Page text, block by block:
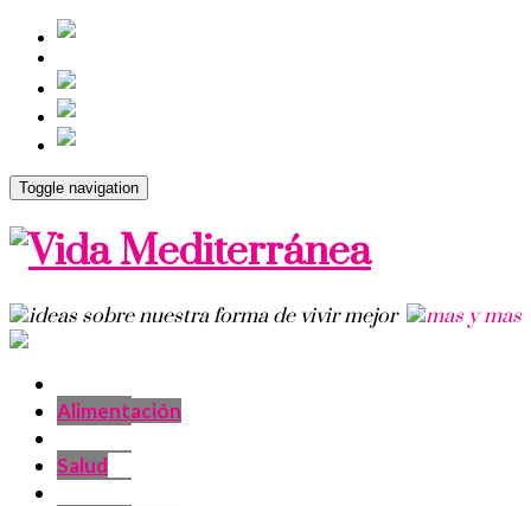
Toggle navigation
Alimentación
Salud